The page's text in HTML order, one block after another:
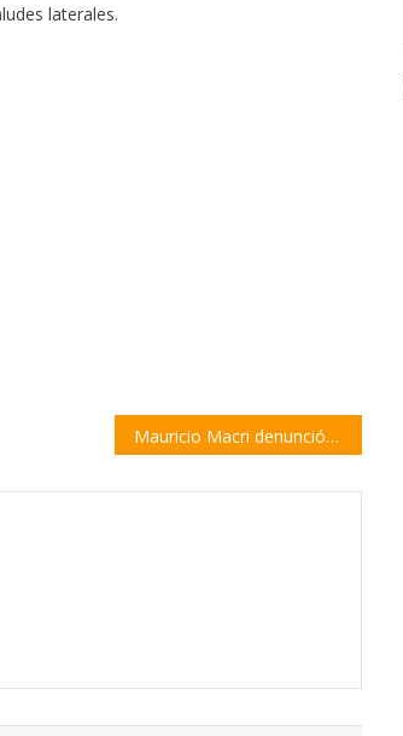
laterales.
Mauricio Macri denunció que fue amenazado de muerte a través de las redes sociales